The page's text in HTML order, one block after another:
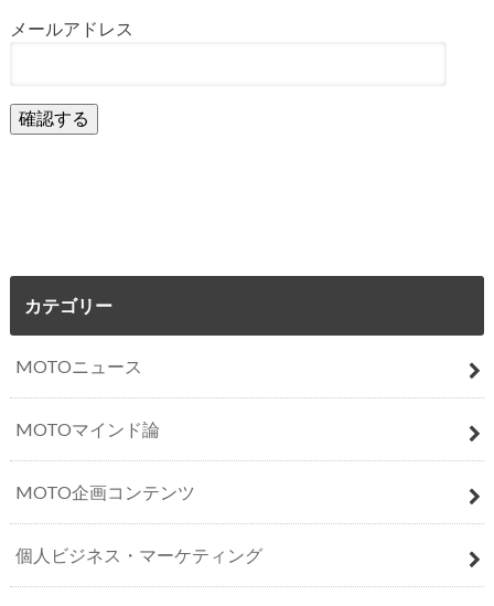
メールアドレス
カテゴリー
MOTOニュース
MOTOマインド論
MOTO企画コンテンツ
個人ビジネス・マーケティング